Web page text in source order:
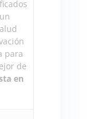
para
de
en